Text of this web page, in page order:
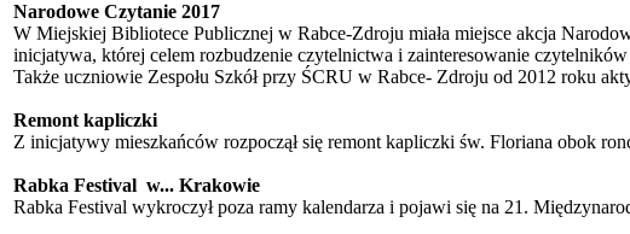
Narodowe Czytanie 2017
W Miejskiej Bibliotece Publicznej w Rabce-Zdroju miała miejsce akcja
inicjatywa, której celem rozbudzenie czytelnictwa i zainteresowanie
Także uczniowie Zespołu Szkół przy ŚCRU w Rabce- Zdroju od 2012 roku
Remont kapliczki
Z inicjatywy mieszkańców rozpoczął się remont kapliczki św. Floriana obok
Rabka Festival w... Krakowie
Rabka Festival wykroczył poza ramy kalendarza i pojawi się na 21.